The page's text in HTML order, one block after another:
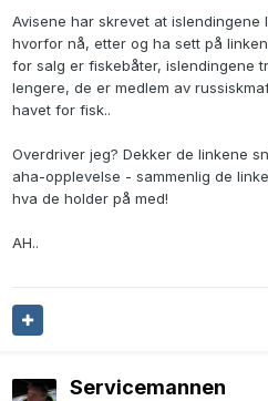
Avisene har skrevet at
hvorfor nå, etter og ha sett på
for salg er fiskebåter, islendingene
lengere, de er medlem av
havet for fisk..
Overdriver jeg? Dekker de linkene
aha-opplevelse - sammenlig de
hva de holder på med!
AH..
Servicemannen